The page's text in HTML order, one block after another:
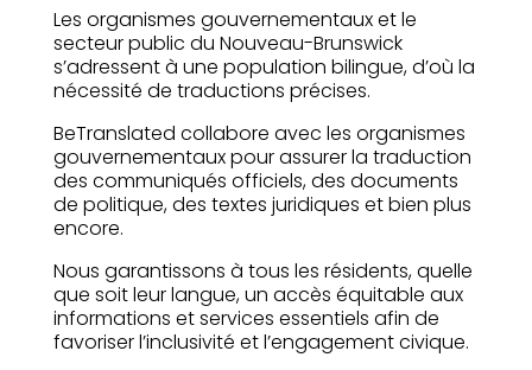
Les organismes gouvernementaux et le
secteur public du Nouveau-Brunswick
s’adressent à une population bilingue, d’où la
nécessité de traductions précises.
BeTranslated collabore avec les organismes
gouvernementaux pour assurer la traduction
des communiqués officiels, des documents
de politique, des textes juridiques et bien plus
encore.
Nous garantissons à tous les résidents, quelle
que soit leur langue, un accès équitable aux
informations et services essentiels afin de
favoriser l’inclusivité et l’engagement civique.